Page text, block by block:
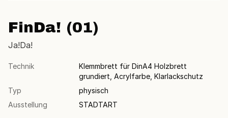
FinDa! (01)
Ja!Da!
Technik
Klemmbrett für DinA4 Holzbrett
grundiert, Acrylfarbe, Klarlackschutz
Typ
physisch
Ausstellung
STADTART